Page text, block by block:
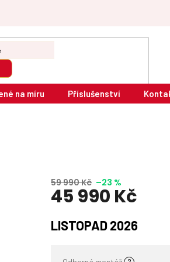
na míru Příslušenství
59 990 Kč –23 %
45 990 Kč
cena:
LISTOPAD 2026